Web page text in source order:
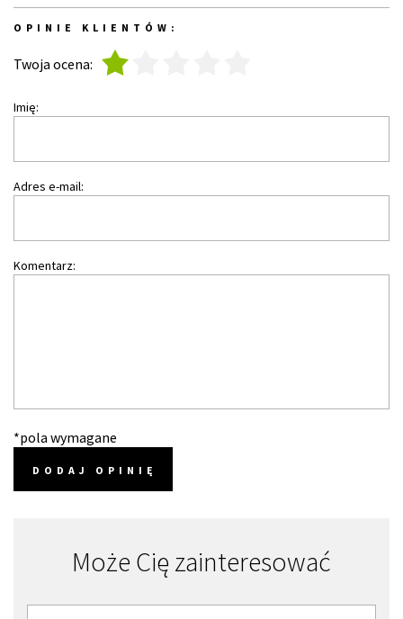
OPINIE KLIENTÓW:
Twoja ocena:
Imię:
Adres e-mail:
Komentarz:
*pola wymagane
DODAJ OPINIĘ
Może Cię zainteresować